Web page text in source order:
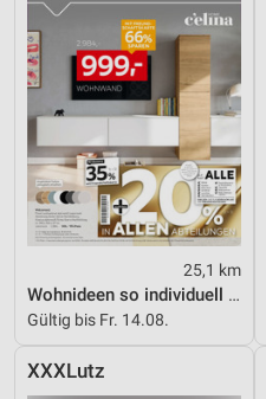
25,1 km
Wohnideen so individuell wie du!
Gültig bis Fr. 14.08.
XXXLutz